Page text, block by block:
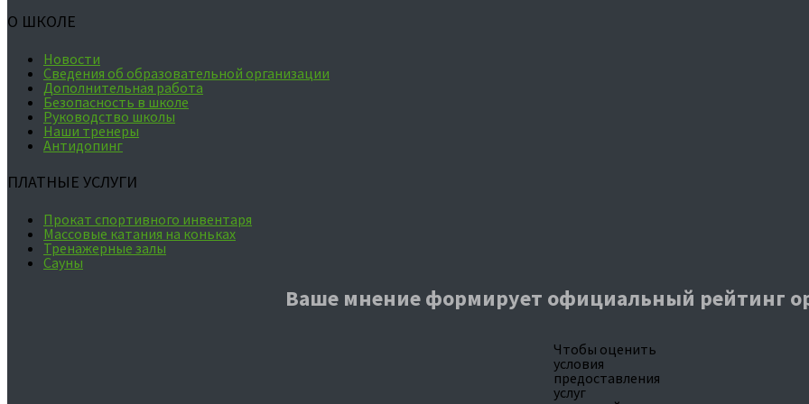
О ШКОЛЕ
Новости
Сведения об образовательной организации
Дополнительная работа
Безопасность в школе
Руководство школы
Наши тренеры
Антидопинг
ПЛАТНЫЕ УСЛУГИ
Прокат спортивного инвентаря
Массовые катания на коньках
Тренажерные залы
Сауны
Ваше мнение формирует официальный рейтинг
Чтобы оценить
условия
предоставления
услуг